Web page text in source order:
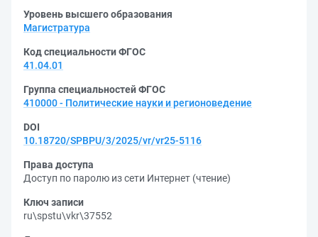
Уровень высшего образования
Магистратура
Код специальности ФГОС
41.04.01
Группа специальностей ФГОС
410000 - Политические науки и регионоведение
DOI
10.18720/SPBPU/3/2025/vr/vr25-5116
Права доступа
Доступ по паролю из сети Интернет (чтение)
Ключ записи
ru\spstu\vkr\37552